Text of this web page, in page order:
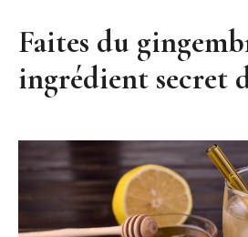
Faites du
ingrédient secret